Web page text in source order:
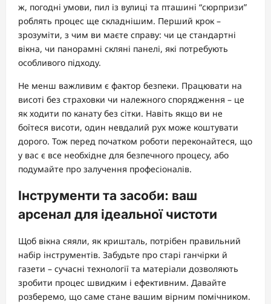
ж, погодні умови, пил із вулиці та пташині “сюрпризи”
роблять процес ще складнішим. Перший крок –
зрозуміти, з чим ви маєте справу: чи це стандартні
вікна, чи панорамні скляні панелі, які потребують
особливого підходу.
Не менш важливим є фактор безпеки. Працювати на
висоті без страховки чи належного спорядження – це
як ходити по канату без сітки. Навіть якщо ви не
боїтеся висоти, один невдалий рух може коштувати
дорого. Тож перед початком роботи переконайтеся, що
у вас є все необхідне для безпечного процесу, або
подумайте про залучення професіоналів.
Інструменти та засоби: ваш
арсенал для ідеальної чистоти
Щоб вікна сяяли, як кришталь, потрібен правильний
набір інструментів. Забудьте про старі ганчірки й
газети – сучасні технології та матеріали дозволяють
зробити процес швидким і ефективним. Давайте
розберемо, що саме стане вашим вірним помічником.